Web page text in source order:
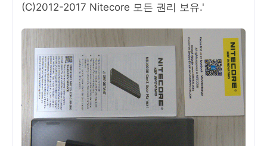
(C)2012-2017 Nitecore 모든 권리 보유.'